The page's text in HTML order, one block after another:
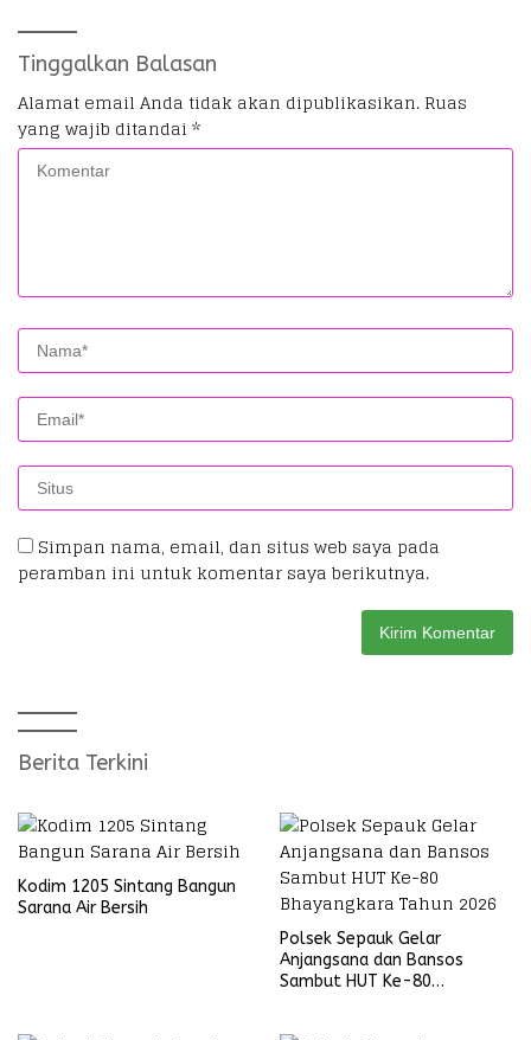
Tinggalkan Balasan
Alamat email Anda tidak akan dipublikasikan. Ruas
yang wajib ditandai *
Simpan nama, email, dan situs web saya pada
peramban ini untuk komentar saya berikutnya.
Berita Terkini
Kodim 1205 Sintang Bangun
Sarana Air Bersih
Polsek Sepauk Gelar
Anjangsana dan Bansos
Sambut HUT Ke-80